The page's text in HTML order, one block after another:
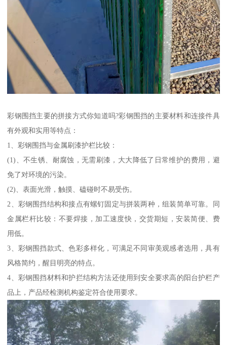
彩钢围挡主要的拼接方式你知道吗?彩钢围挡的主要材料和连接件具
有外观和实用等特点：
1、彩钢围挡与金属刷漆护栏比较：
(1)、不生锈、耐腐蚀，无需刷漆，大大降低了日常维护的费用，避
免了对环境的污染。
(2)、表面光滑，触摸、磕碰时不易受伤。
2、彩钢围挡结构和接点有螺钉固定与拼装两种，组装简单可靠。同
金属栏杆比较：不要焊接，加工速度快，交货期短，安装简便、费
用低。
3、彩钢围挡款式、色彩多样化，可满足不同审美观感者选用，具有
风格简约，醒目明亮的特点。
4、彩钢围挡材料和护拦结构方法还使用到安全要求高的阳台护栏产
品上，产品经检测机构鉴定符合使用要求。